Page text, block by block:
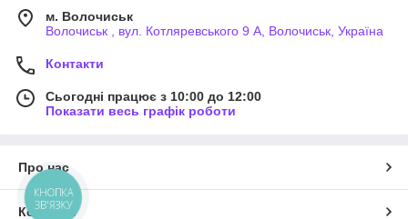
м. Волочиськ
Волочиськ , вул. Котляревського 9 А, Волочиськ, Україна
Контакти
Сьогодні працює з 10:00 до 12:00
Показати весь графік роботи
Про нас
Контакти
КНОПКА
ЗВ'ЯЗКУ